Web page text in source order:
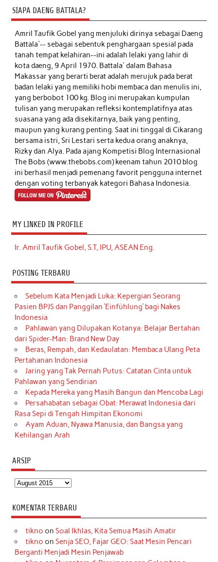
SIAPA DAENG BATTALA?
Amril Taufik Gobelyang menjuluki dirinya sebagai Daeng
Battala'-- sebagai sebentuk penghargaan spesial pada
tanah tempat kelahiran--ini adalah lelaki yang lahir di
kota daeng, 9 April 1970. Battala' dalam Bahasa
Makassar yang berarti berat adalah merujuk pada berat
badan lelaki yang memiliki hobi membaca dan menulis ini,
yang berbobot 100 kg. Blog ini merupakan kumpulan
tulisan yang merupakan refleksi kontemplatifnya atas
suasana yang ada disekitarnya, baik yang penting,
maupun yang kurang penting. Saat ini tinggal di Cikarang
bersama istri, Sri Lestari serta kedua orang anaknya,
Rizky dan Alya. Pada ajang Kompetisi Blog Internasional
The Bobs (www.thebobs.com) keenam tahun 2010 blog
ini berhasil menjadi pemenang favorit pengguna internet
dengan voting terbanyak kategori Bahasa Indonesia.
MY LINKED IN PROFILE
Ir. Amril Taufik Gobel, S.T, IPU, ASEAN Eng.
POSTING TERBARU
Sebelum Kata Menjadi Luka: Kepergian Seorang
Pasien BPJS dan Panggilan ‘Einfühlung’ bagi Nakes
Indonesia
Pahlawan yang Dilupakan Kotanya: Belajar Bertahan
dari Spider-Man: Brand New Day
Beras, Rempah, dan Kedaulatan: Membaca Ulang Peta
Pertahanan Indonesia
Jaring yang Tak Pernah Putus: Catatan Cinta untuk
Pahlawan yang Sendirian
Kepada Mereka yang Masih Bangun dan Mencoba Lagi
Persahabatan sebagai Obat: Merawat Indonesia dari
Rasa Sepi di Tengah Himpitan Ekonomi
Ayam Aduan, Nyawa Manusia, dan Bangsa yang
Kehilangan Arah
ARSIP
Arsip
KOMENTAR TERBARU
tikno on Soal Ikhlas, Kita Semua Masih Amatir
tikno on Senja SEO, Fajar GEO: Saat Mesin Pencari
Berganti Menjadi Mesin Penjawab